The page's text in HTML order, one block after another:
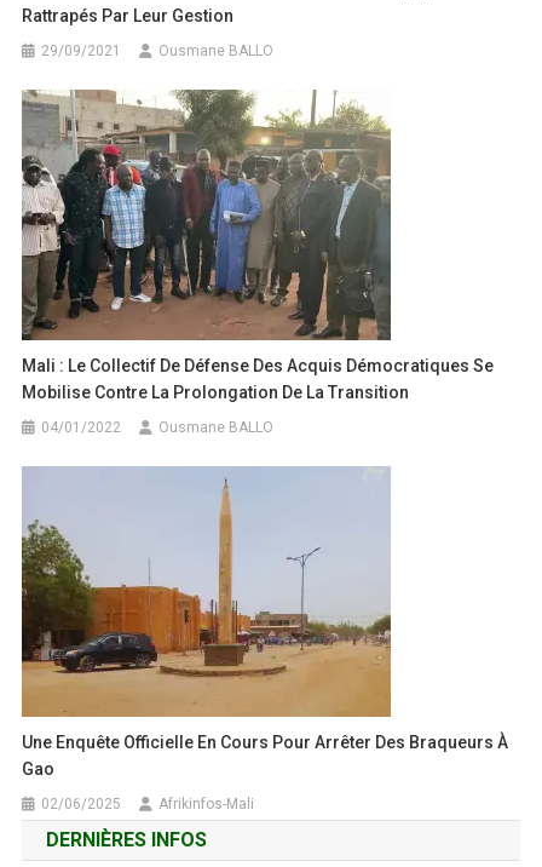
Rattrapés Par Leur Gestion
29/09/2021 Ousmane BALLO
Mali : Le Collectif De Défense Des Acquis Démocratiques Se
Mobilise Contre La Prolongation De La Transition
04/01/2022 Ousmane BALLO
Une Enquête Officielle En Cours Pour Arrêter Des Braqueurs À
Gao
02/06/2025 Afrikinfos-Mali
DERNIÈRES INFOS